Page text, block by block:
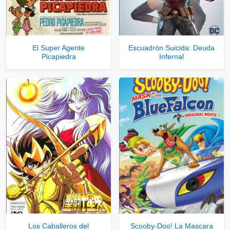
Servidores directos
Solo disponible para usuarios registrados.
Comprar Cuenta VIP Aquí!
El Super Agente
Picapiedra
Escuadrón Suicida: Deuda
Infernal
Los Caballeros del Scooby-Doo! La Mascara